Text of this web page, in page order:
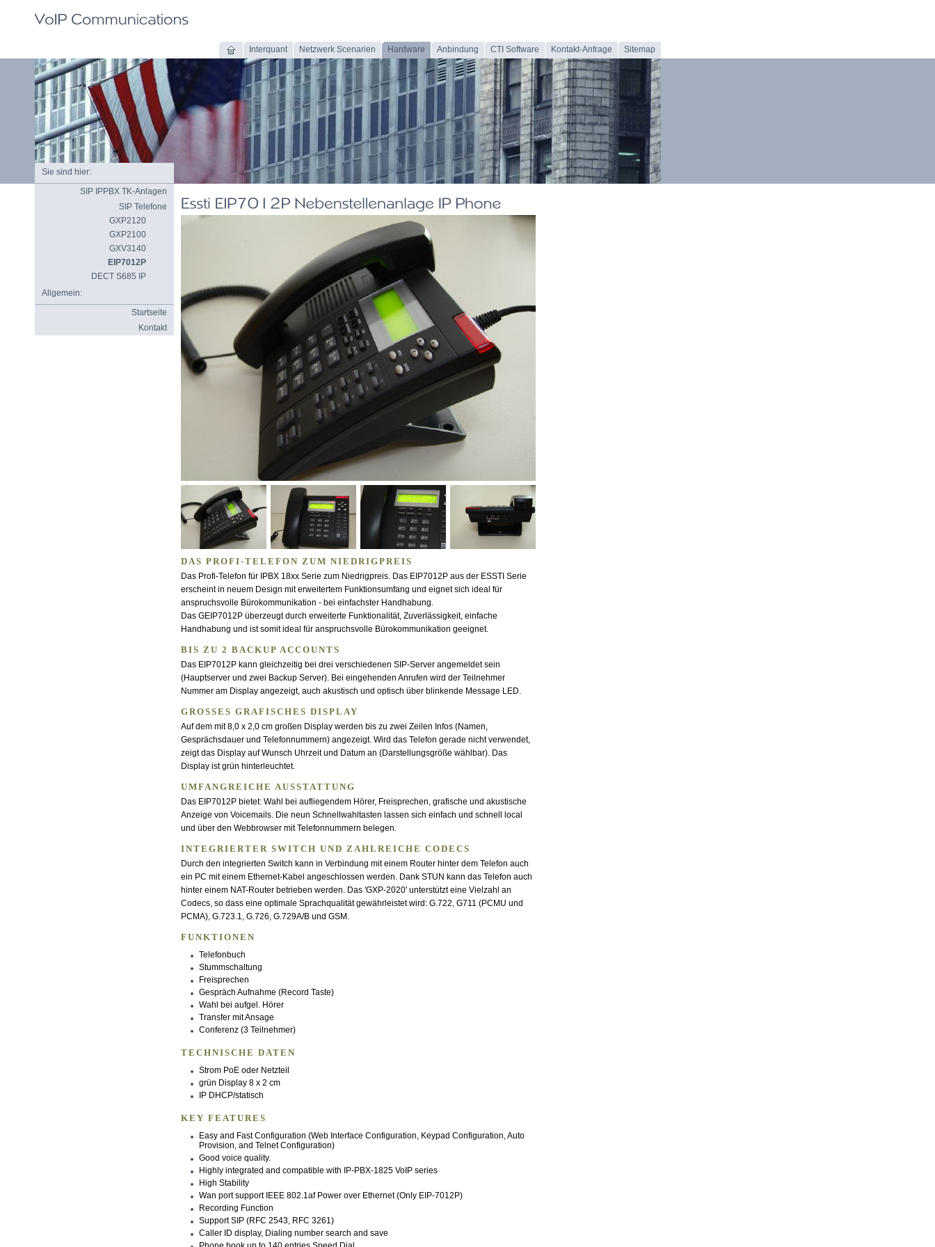
Interquant Netzwerk Scenarien Hardware Anbindung CTI Software Kontakt-Anfrage Sitemap
Sie sind hier:
SIP IPPBX TK-Anlagen
SIP Telefone
GXP2120
GXP2100
GXV3140
EIP7012P
DECT S685 IP
Allgemein:
Startseite
Kontakt
DAS PROFI-TELEFON ZUM NIEDRIGPREIS
Das Profi-Telefon für IPBX 18xx Serie zum Niedrigpreis. Das EIP7012P aus der ESSTI Serie
erscheint in neuem Design mit erweitertem Funktionsumfang und eignet sich ideal für
anspruchsvolle Bürokommunikation - bei einfachster Handhabung.
Das GEIP7012P überzeugt durch erweiterte Funktionalität, Zuverlässigkeit, einfache
Handhabung und ist somit ideal für anspruchsvolle Bürokommunikation geeignet.
BIS ZU 2 BACKUP ACCOUNTS
Das EIP7012P kann gleichzeitig bei drei verschiedenen SIP-Server angemeldet sein
(Hauptserver und zwei Backup Server). Bei eingehenden Anrufen wird der Teilnehmer
Nummer am Display angezeigt, auch akustisch und optisch über blinkende Message LED.
GROSSES GRAFISCHES DISPLAY
Auf dem mit 8,0 x 2,0 cm großen Display werden bis zu zwei Zeilen Infos (Namen,
Gesprächsdauer und Telefonnummern) angezeigt. Wird das Telefon gerade nicht verwendet,
zeigt das Display auf Wunsch Uhrzeit und Datum an (Darstellungsgröße wählbar). Das
Display ist grün hinterleuchtet.
UMFANGREICHE AUSSTATTUNG
Das EIP7012P bietet: Wahl bei aufliegendem Hörer, Freisprechen, grafische und akustische
Anzeige von Voicemails. Die neun Schnellwahltasten lassen sich einfach und schnell local
und über den Webbrowser mit Telefonnummern belegen.
INTEGRIERTER SWITCH UND ZAHLREICHE CODECS
Durch den integrierten Switch kann in Verbindung mit einem Router hinter dem Telefon auch
ein PC mit einem Ethernet-Kabel angeschlossen werden. Dank STUN kann das Telefon auch
hinter einem NAT-Router betrieben werden. Das 'GXP-2020' unterstützt eine Vielzahl an
Codecs, so dass eine optimale Sprachqualität gewährleistet wird: G.722, G711 (PCMU und
PCMA), G.723.1, G.726, G.729A/B und GSM.
FUNKTIONEN
Telefonbuch
Stummschaltung
Freisprechen
Gespräch Aufnahme (Record Taste)
Wahl bei aufgel. Hörer
Transfer mit Ansage
Conferenz (3 Teilnehmer)
TECHNISCHE DATEN
Strom PoE oder Netzteil
grün Display 8 x 2 cm
IP DHCP/statisch
KEY FEATURES
Easy and Fast Configuration (Web Interface Configuration, Keypad Configuration, Auto
Provision, and Telnet Configuration)
Good voice quality.
Highly integrated and compatible with IP-PBX-1825 VoIP series
High Stability
Wan port support IEEE 802.1af Power over Ethernet (Only EIP-7012P)
Recording Function
Support SIP (RFC 2543, RFC 3261)
Caller ID display, Dialing number search and save